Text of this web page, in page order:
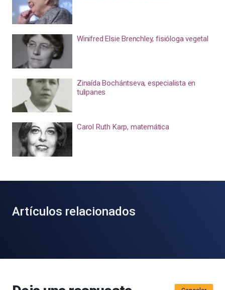
Winifred Elsie Brenchley, fisióloga vegetal
Zinaída Bochántseva, especialista en
tulipanes
Carol Ruth Karp, matemática
Artículos relacionados